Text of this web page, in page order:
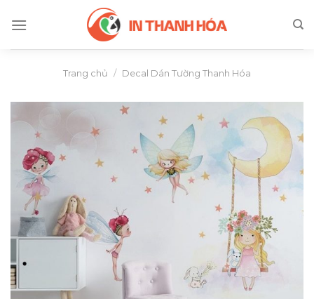
Trang chủ / Decal Dán Tường Thanh Hóa